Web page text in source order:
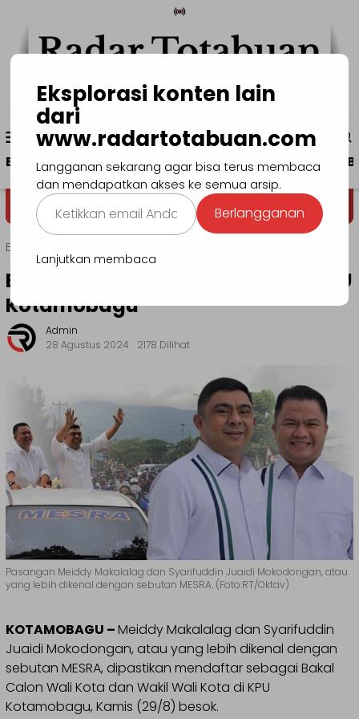
konten
Menu
Mobile
www.radartotabuan.com
Beranda Kotamobagu Bolmong Boltim
Dega' Niondon Selamat
Beranda
Besok Pasangan MESRA Daftar KPU
Kotamobagu
Admin
28 Agustus 2024
2178 Dilihat
Pasangan Meiddy Makalalag dan Syarifuddin Juaidi Mokodongan, atau
yang lebih dikenal dengan sebutan MESRA. (Foto:RT/Oktav)
KOTAMOBAGU –Meiddy Makalalag dan Syarifuddin
Juaidi Mokodongan, atau yang lebih dikenal dengan
sebutan MESRA, dipastikan mendaftar sebagai Bakal
Calon Wali Kota dan Wakil Wali Kota di KPU
Kotamobagu, Kamis (29/8) besok.
Eksplorasi konten lain
dari
www.radartotabuan.com
Langganan sekarang agar bisa terus membaca
dan mendapatkan akses ke semua arsip.
Ketikkan
email
Anda...
Berlangganan
Lanjutkan membaca